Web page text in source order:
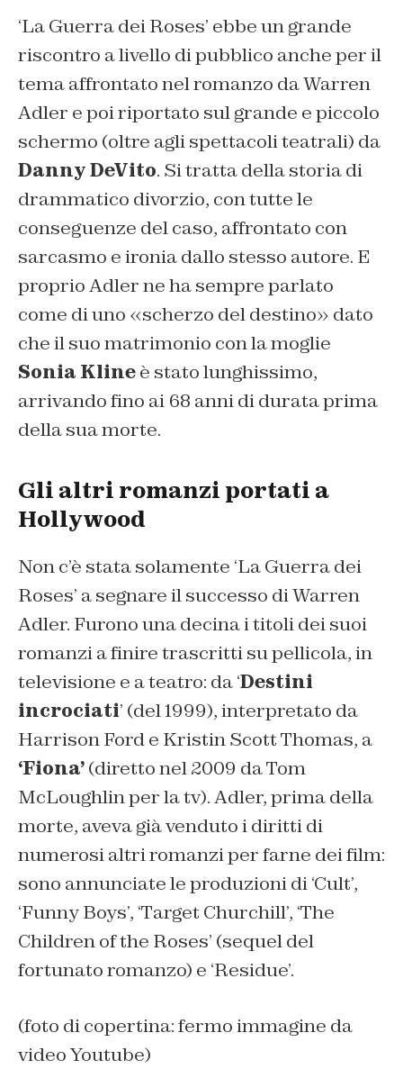
‘La Guerra dei Roses’ ebbe un grande
riscontro a livello di pubblico anche per il
tema affrontato nel romanzo da Warren
Adler e poi riportato sul grande e piccolo
schermo (oltre agli spettacoli teatrali) da
Danny DeVito. Si tratta della storia di
drammatico divorzio, con tutte le
conseguenze del caso, affrontato con
sarcasmo e ironia dallo stesso autore. E
proprio Adler ne ha sempre parlato
come di uno «scherzo del destino» dato
che il suo matrimonio con la moglie
Sonia Klineè stato lunghissimo,
arrivando fino ai 68 anni di durata prima
della sua morte.
Gli altri romanzi portati a
Hollywood
Non c’è stata solamente ‘La Guerra dei
Roses’ a segnare il successo di Warren
Adler. Furono una decina i titoli dei suoi
romanzi a finire trascritti su pellicola, in
televisione e a teatro: da ‘Destini
incrociati’ (del 1999), interpretato da
Harrison Ford e Kristin Scott Thomas, a
‘Fiona’(diretto nel 2009 da Tom
McLoughlin per la tv). Adler, prima della
morte, aveva già venduto i diritti di
numerosi altri romanzi per farne dei film:
sono annunciate le produzioni di ‘Cult’,
‘Funny Boys’, ‘Target Churchill’, ‘The
Children of the Roses’ (sequel del
fortunato romanzo) e ‘Residue’.
(foto di copertina: fermo immagine da
video Youtube)